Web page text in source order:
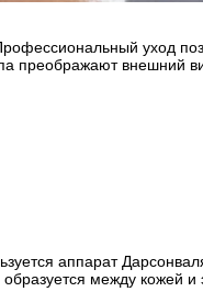
уход
преображают внешний
аппарат
между кожей и